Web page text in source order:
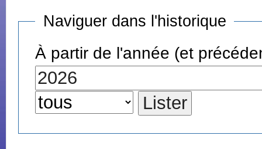
Naviguer dans l'historique
À partir de l'année (et